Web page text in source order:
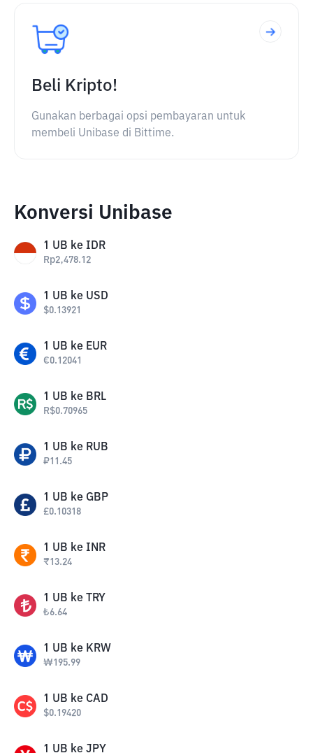
Beli Kripto!
Gunakan berbagai opsi pembayaran untuk
membeli Unibase di Bittime.
Konversi Unibase
1 UB ke IDR
Rp2,478.12
1 UB ke USD
$0.13921
1 UB ke EUR
€0.12041
1 UB ke BRL
R$0.70965
1 UB ke RUB
₽11.45
1 UB ke GBP
£0.10318
1 UB ke INR
₹13.24
1 UB ke TRY
₺6.64
1 UB ke KRW
₩195.99
1 UB ke CAD
$0.19420
1 UB ke JPY